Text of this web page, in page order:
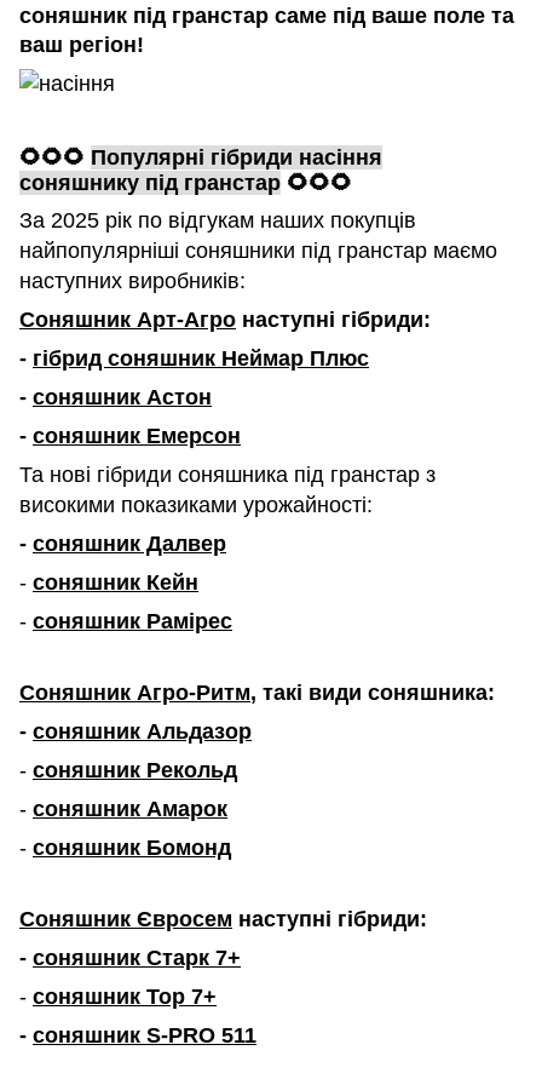
соняшник під гранстар саме під ваше поле та
ваш регіон!
🌻🌻🌻 Популярні гібриди насіння
соняшнику під гранстар 🌻🌻🌻
За 2025 рік по відгукам наших покупців
найпопулярніші соняшники під гранстар маємо
наступних виробників:
Соняшник Арт-Агро наступні гібриди:
- гібрид соняшник Неймар Плюс
- соняшник Астон
- соняшник Емерсон
Та нові гібриди соняшника під гранстар з
високими показиками урожайності:
- соняшник Далвер
- соняшник Кейн
- соняшник Рамірес
Соняшник Агро-Ритм, такі види соняшника:
- соняшник Альдазор
- соняшник Рекольд
- соняшник Амарок
- соняшник Бомонд
Соняшник Євросем наступні гібриди:
- соняшник Старк 7+
- соняшник Тор 7+
- соняшник S-PRO 511